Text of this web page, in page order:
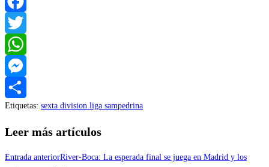
Facebook
Twitter
WhatsApp
Messenger
Compartir
Etiquetas: sexta division liga sampedrina
Leer más artículos
Entrada anteriorRiver-Boca: La esperada final se juega en Madrid y los